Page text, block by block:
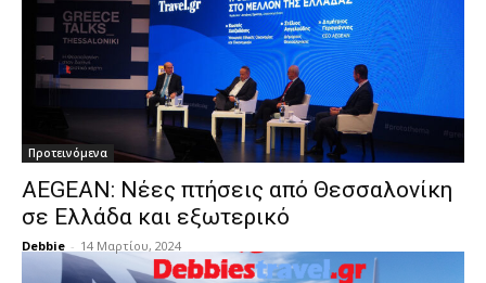
Προτεινόμενα
AEGEAN: Νέες πτήσεις από Θεσσαλονίκη
σε Ελλάδα και εξωτερικό
Debbie - 14 Μαρτίου, 2024